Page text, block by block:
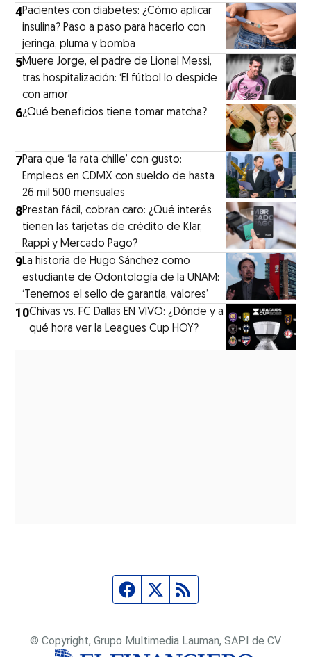
4Pacientes con diabetes: ¿Cómo aplicar
insulina? Paso a paso para hacerlo con
jeringa, pluma y bomba
5Muere Jorge, el padre de Lionel Messi,
tras hospitalización: ‘El fútbol lo despide
con amor’
6¿Qué beneficios tiene tomar matcha?
7Para que ‘la rata chille’ con gusto:
Empleos en CDMX con sueldo de hasta
26 mil 500 mensuales
8Prestan fácil, cobran caro: ¿Qué interés
tienen las tarjetas de crédito de Klar,
Rappi y Mercado Pago?
9La historia de Hugo Sánchez como
estudiante de Odontología de la UNAM:
‘Tenemos el sello de garantía, valores’
10Chivas vs. FC Dallas EN VIVO: ¿Dónde y a
qué hora ver la Leagues Cup HOY?
Página de Facebook
Fuente Twitter
© Copyright, Grupo Multimedia Lauman, SAPI de CV